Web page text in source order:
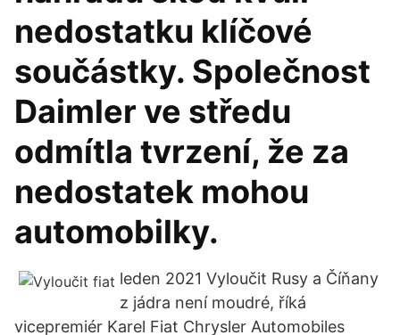
nedostatku klíčové
součástky. Společnost
Daimler ve středu
odmítla tvrzení, že za
nedostatek mohou
automobilky.
leden 2021 Vyloučit Rusy a Číňany
z jádra není moudré, říká
vicepremiér Karel Fiat Chrysler Automobiles